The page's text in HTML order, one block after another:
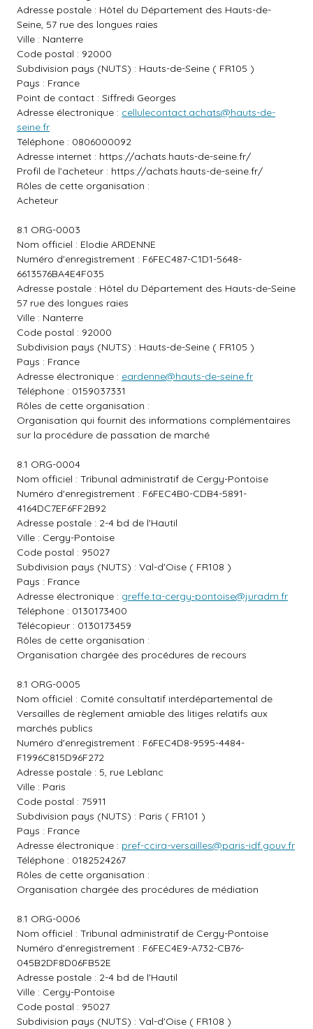
Adresse postale : Hôtel du Département des Hauts-de-
Seine, 57 rue des longues raies
Ville : Nanterre
Code postal : 92000
Subdivision pays (NUTS) : Hauts-de-Seine ( FR105 )
Pays : France
Point de contact : Siffredi Georges
Adresse électronique : cellulecontact.achats@hauts-de-
seine.fr
Téléphone : 0806000092
Adresse internet : https://achats.hauts-de-seine.fr/
Profil de l'acheteur : https://achats.hauts-de-seine.fr/
Rôles de cette organisation :
Acheteur
8.1 ORG-0003
Nom officiel : Elodie ARDENNE
Numéro d'enregistrement : F6FEC487-C1D1-5648-
6613576BA4E4F035
Adresse postale : Hôtel du Département des Hauts-de-Seine
57 rue des longues raies
Ville : Nanterre
Code postal : 92000
Subdivision pays (NUTS) : Hauts-de-Seine ( FR105 )
Pays : France
Adresse électronique : eardenne@hauts-de-seine.fr
Téléphone : 0159037331
Rôles de cette organisation :
Organisation qui fournit des informations complémentaires
sur la procédure de passation de marché
8.1 ORG-0004
Nom officiel : Tribunal administratif de Cergy-Pontoise
Numéro d'enregistrement : F6FEC4B0-CDB4-5891-
4164DC7EF6FF2B92
Adresse postale : 2-4 bd de l'Hautil
Ville : Cergy-Pontoise
Code postal : 95027
Subdivision pays (NUTS) : Val-d'Oise ( FR108 )
Pays : France
Adresse électronique : greffe.ta-cergy-pontoise@juradm.fr
Téléphone : 0130173400
Télécopieur : 0130173459
Rôles de cette organisation :
Organisation chargée des procédures de recours
8.1 ORG-0005
Nom officiel : Comité consultatif interdépartemental de
Versailles de règlement amiable des litiges relatifs aux
marchés publics
Numéro d'enregistrement : F6FEC4D8-9595-4484-
F1996C815D96F272
Adresse postale : 5, rue Leblanc
Ville : Paris
Code postal : 75911
Subdivision pays (NUTS) : Paris ( FR101 )
Pays : France
Adresse électronique : pref-ccira-versailles@paris-idf.gouv.fr
Téléphone : 0182524267
Rôles de cette organisation :
Organisation chargée des procédures de médiation
8.1 ORG-0006
Nom officiel : Tribunal administratif de Cergy-Pontoise
Numéro d'enregistrement : F6FEC4E9-A732-CB76-
045B2DF8D06FB52E
Adresse postale : 2-4 bd de l'Hautil
Ville : Cergy-Pontoise
Code postal : 95027
Subdivision pays (NUTS) : Val-d'Oise ( FR108 )